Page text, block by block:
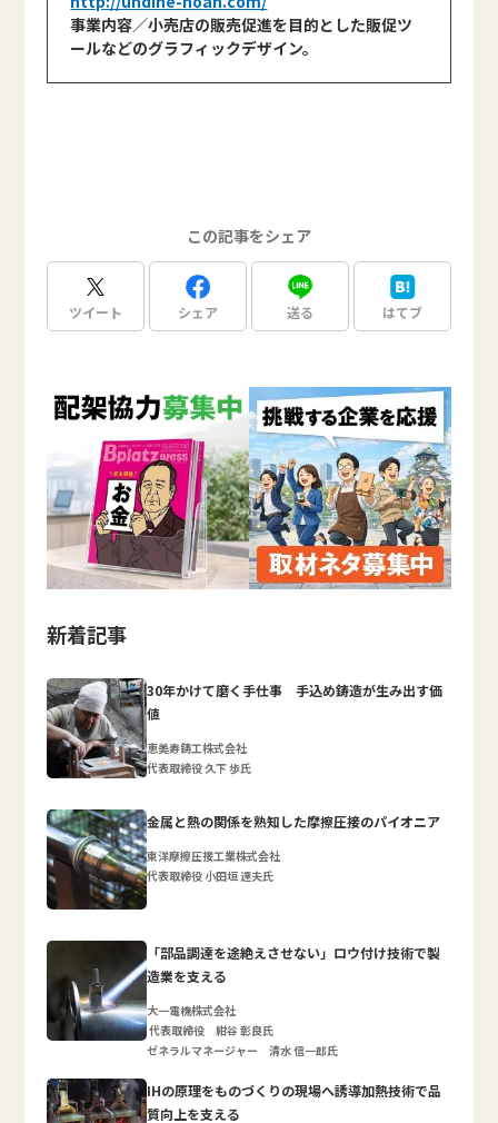
事業内容／小売店の販売促進を目的とした販促ツ
ールなどのグラフィックデザイン。
この記事をシェア
ツイート シェア 送る はてブ
新着記事
30年かけて磨く手仕事 手込め鋳造が生み出す価
値
恵美寿鋳工株式会社
代表取締役 久下 歩氏
金属と熱の関係を熟知した摩擦圧接のパイオニア
東洋摩擦圧接工業株式会社
代表取締役 小田垣 達夫氏
「部品調達を途絶えさせない」ロウ付け技術で製
造業を支える
大一電機株式会社
代表取締役 紺谷 彰良氏
ゼネラルマネージャー 清水 信一郎氏
IHの原理をものづくりの現場へ誘導加熱技術で品
質向上を支える